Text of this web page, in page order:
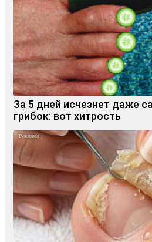
За 5 дней исчезнет даже
грибок: вот хитрость